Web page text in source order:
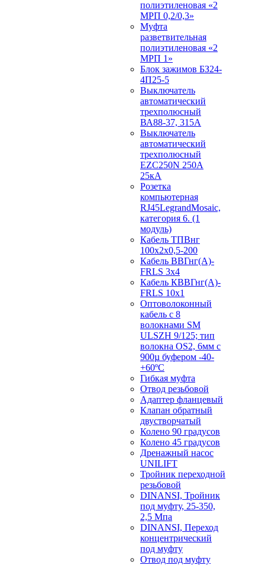
полиэтиленовая «2
МРП 0,2/0,3»
Муфта
разветвительная
полиэтиленовая «2
МРП 1»
Блок зажимов БЗ24-
4П25-5
Выключатель
автоматический
трехполюсный
ВА88-37, 315А
Выключатель
автоматический
трехполюсный
EZC250N 250А
25кА
Розетка
компьютерная
RJ45LegrandMosaic,
категория 6. (1
модуль)
Кабель ТПВнг
100х2х0,5-200
Кабель ВВГнг(А)-
FRLS 3х4
Кабель КВВГнг(А)-
FRLS 10х1
Оптоволоконный
кабель с 8
волокнами SM
ULSZH 9/125; тип
волокна OS2, 6мм с
900µ буфером -40-
+60ºC
Гибкая муфта
Отвод резьбовой
Адаптер фланцевый
Клапан обратный
двустворчатый
Колено 90 градусов
Колено 45 градусов
Дренажный насос
UNILIFT
Тройник переходной
резьбовой
DINANSI, Тройник
под муфту, 25-350,
2,5 Мпа
DINANSI, Переход
концентрический
под муфту
Отвод под муфту